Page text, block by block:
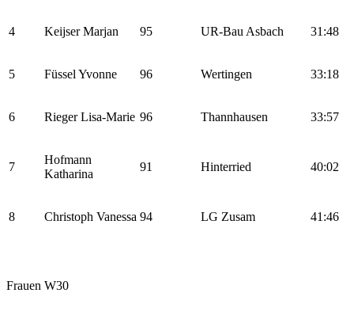
4 Keijser Marjan 95 UR-Bau Asbach 31:48
5 Füssel Yvonne 96 Wertingen 33:18
6 Rieger Lisa-Marie 96 Thannhausen 33:57
7
Hofmann
Katharina
91 Hinterried 40:02
8 Christoph Vanessa 94 LG Zusam 41:46
Frauen W30